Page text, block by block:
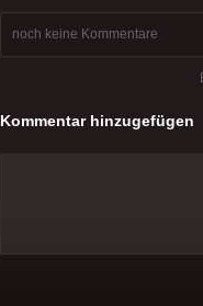
noch keine Kommentare
Kommentar hinzugefügen